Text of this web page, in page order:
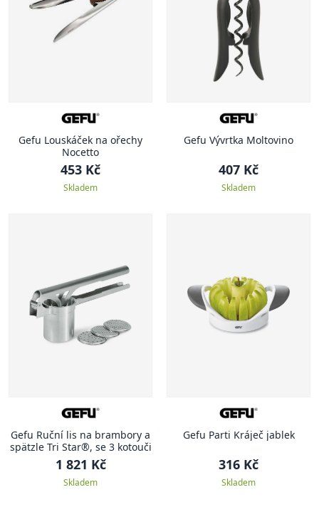
Gefu Louskáček na ořechy
Nocetto
453 Kč
Skladem
Gefu Vývrtka Moltovino
407 Kč
Skladem
Gefu Ruční lis na brambory a
spätzle Tri Star®, se 3 kotouči
1 821 Kč
Skladem
Gefu Parti Kráječ jablek
316 Kč
Skladem